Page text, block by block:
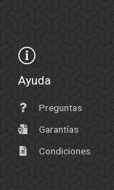
Ayuda
Preguntas
Garantías
Condiciones